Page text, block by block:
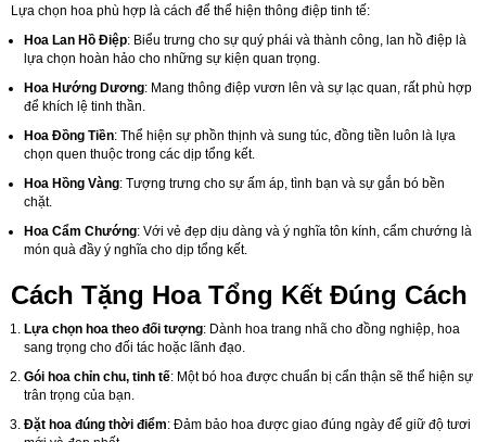
Lựa chọn hoa phù hợp là cách để thể hiện thông điệp tinh tế:
Hoa Lan Hồ Điệp: Biểu trưng cho sự quý phái và thành công, lan hồ điệp là
lựa chọn hoàn hảo cho những sự kiện quan trọng.
Hoa Hướng Dương: Mang thông điệp vươn lên và sự lạc quan, rất phù hợp
để khích lệ tinh thần.
Hoa Đồng Tiền: Thể hiện sự phồn thịnh và sung túc, đồng tiền luôn là lựa
chọn quen thuộc trong các dịp tổng kết.
Hoa Hồng Vàng: Tượng trưng cho sự ấm áp, tình bạn và sự gắn bó bền
chặt.
Hoa Cẩm Chướng: Với vẻ đẹp dịu dàng và ý nghĩa tôn kính, cẩm chướng là
món quà đầy ý nghĩa cho dịp tổng kết.
Cách Tặng Hoa Tổng Kết Đúng Cách
Lựa chọn hoa theo đối tượng: Dành hoa trang nhã cho đồng nghiệp, hoa
sang trọng cho đối tác hoặc lãnh đạo.
Gói hoa chỉn chu, tinh tế: Một bó hoa được chuẩn bị cẩn thận sẽ thể hiện sự
trân trọng của bạn.
Đặt hoa đúng thời điểm: Đảm bảo hoa được giao đúng ngày để giữ độ tươi